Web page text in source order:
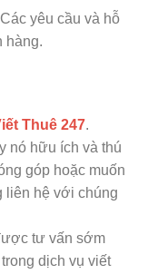
yêu cầu và hỗ
hàng.
Thuê 247.
nó hữu ích và thú
góp hoặc muốn
liên hệ với chúng
tư vấn sớm
dịch vụ viết